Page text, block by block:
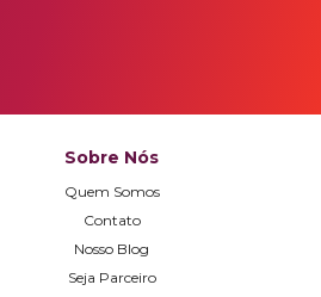
Sobre Nós
Quem Somos
Contato
Nosso Blog
Seja Parceiro